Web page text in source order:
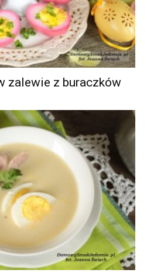
zalewie z buraczków